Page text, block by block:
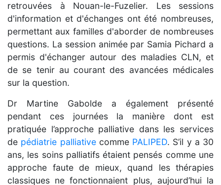
retrouvées à Nouan-le-Fuzelier. Les sessions
d'information et d'échanges ont été nombreuses,
permettant aux familles d'aborder de nombreuses
questions. La session animée par Samia Pichard a
permis d'échanger autour des maladies CLN, et
de se tenir au courant des avancées médicales
sur la question.
Dr Martine Gabolde a également présenté
pendant ces journées la manière dont est
pratiquée l’approche palliative dans les services
de pédiatrie palliativecomme PALIPED. S’il y a 30
ans, les soins palliatifs étaient pensés comme une
approche faute de mieux, quand les thérapies
classiques ne fonctionnaient plus, aujourd’hui la